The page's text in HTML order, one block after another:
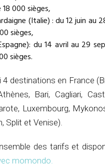
000 sièges,
(Italie) : du 12 juin
sièges,
du 14 avril au 29
sièges.
4 destinations en France
Bari, Cagliari,
Luxembourg,
Split et Venise).
des tarifs et
momondo